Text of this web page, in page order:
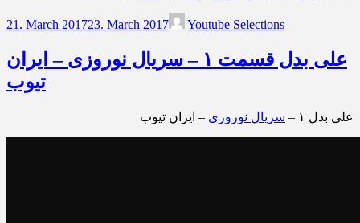
21. March 201723. March 2017 Youtube Selections
علی بدل قسمت ۱ – سریال نوروزی – ایران
تیوب
علی بدل ۱ – سریال نوروزی – ایران تیوب